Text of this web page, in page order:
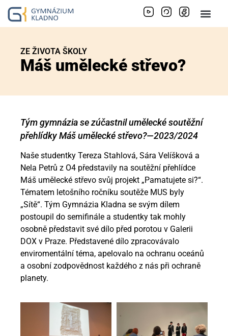
ZE ŽIVOTA ŠKOLY
Máš umělecké střevo?
Tým gymnázia se zúčastnil umělecké soutěžní
přehlídky Máš umělecké střevo?—2023/2024
Naše studentky Tereza Stahlová, Sára Velíšková a
Nela Petrů z O4 představily na soutěžní přehlídce
Máš umělecké střevo svůj projekt „Pamatujete si?“.
Tématem letošního ročníku soutěže MUS byly
„Sítě“. Tým Gymnázia Kladna se svým dílem
postoupil do semifinále a studentky tak mohly
osobně představit své dílo před porotou v Galerii
DOX v Praze. Představené dílo zpracovávalo
enviromentální téma, apelovalo na ochranu oceánů
a osobní zodpovědnost každého z nás při ochraně
planety.